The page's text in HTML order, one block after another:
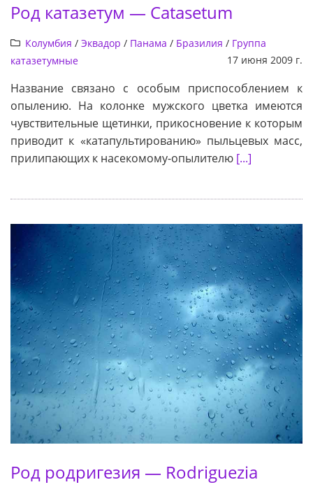
Род катазетум — Catasetum
Колумбия / Эквадор / Панама / Бразилия / Группа
катазетумные
17 июня 2009 г.
Название связано с особым приспособлением к
опылению. На колонке мужского цветка имеются
чувствительные щетинки, прикосновение к которым
приводит к «катапультированию» пыльцевых масс,
прилипающих к насекомому-опылителю [...]
Род родригезия — Rodriguezia